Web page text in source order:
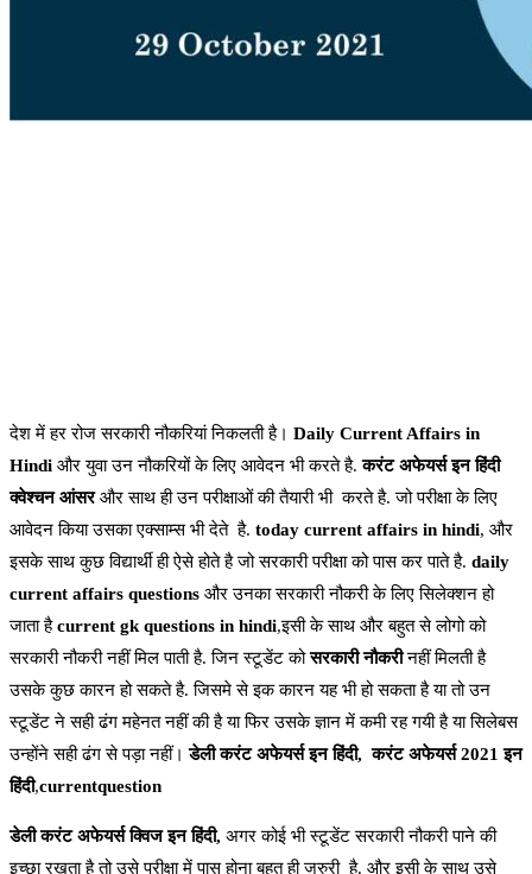
देश में हर रोज सरकारी नौकरियां निकलती है। Daily Current Affairs in
Hindi और युवा उन नौकरियों के लिए आवेदन भी करते है.करंट अफेयर्स इन हिंदी
क्वेश्चन आंसरऔर साथ ही उन परीक्षाओं की तैयारी भी करते है. जो परीक्षा के लिए
आवेदन किया उसका एक्साम्स भी देते है. today current affairs in hindi, और
इसके साथ कुछ विद्यार्थी ही ऐसे होते है जो सरकारी परीक्षा को पास कर पाते है. daily
current affairs questions और उनका सरकारी नौकरी के लिए सिलेक्शन हो
जाता हैcurrent gk questions in hindi,इसी के साथ और बहुत से लोगो को
सरकारी नौकरी नहीं मिल पाती है. जिन स्टूडेंट कोसरकारी नौकरीनहीं मिलती है
उसके कुछ कारन हो सकते है. जिसमे से इक कारन यह भी हो सकता है या तो उन
स्टूडेंट ने सही ढंग महेनत नहीं की है या फिर उसके ज्ञान में कमी रह गयी है या सिलेबस
उन्होंने सही ढंग से पड़ा नहीं।डेली करंट अफेयर्स इन हिंदी, करंट अफेयर्स 2021 इन
हिंदी,currentquestion
डेली करंट अफेयर्स क्विज इन हिंदी, अगर कोई भी स्टूडेंट सरकारी नौकरी पाने की
इच्छा रखता है तो उसे परीक्षा में पास होना बहुत ही जरुरी है. और इसी के साथ उसे